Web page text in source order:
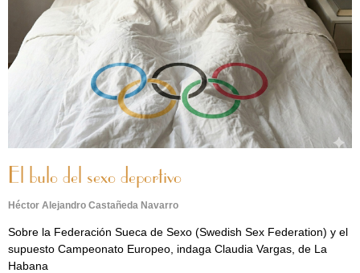
El bulo del sexo deportivo
Héctor Alejandro Castañeda Navarro
Sobre la Federación Sueca de Sexo (Swedish Sex Federation) y el
supuesto Campeonato Europeo, indaga Claudia Vargas, de La
Habana